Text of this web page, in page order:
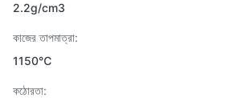
2.2g/cm3
কাজের তাপমাত্রা:
1150℃
কঠোরতা: